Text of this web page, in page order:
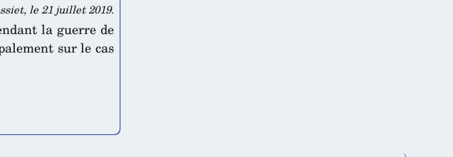
le 21 juillet 2019.
la guerre de
sur le cas